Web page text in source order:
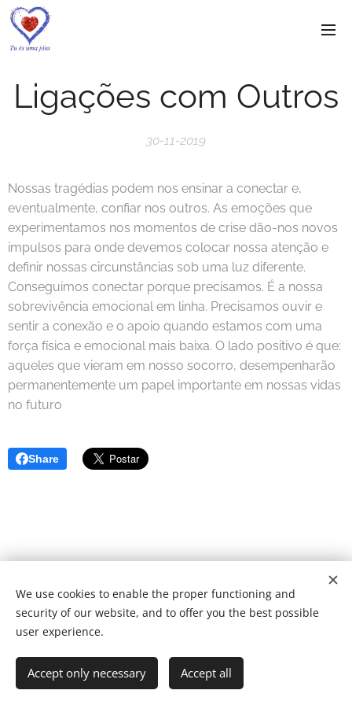
Ligações com Outros
30-11-2019
Nossas tragédias podem nos ensinar a conectar e,
eventualmente, confiar nos outros. As emoções que
experimentamos nos momentos de crise dão-nos novos
impulsos para onde devemos colocar nossa atenção e
definir nossas circunstâncias sob uma luz diferente.
Conseguimos conectar porque precisamos. É a nossa
sobrevivência emocional em linha. Precisamos ouvir e
sentir a conexão e o apoio quando estamos com uma
força física e emocional mais baixa. O lado positivo é que:
aqueles que vieram em nosso socorro, desempenharão
permanentemente um papel importante em nossas vidas
no futuro
Share
© 2022 Fundação de caridade | Todos os direitos reservados.
Idiomas
Português
English
We use cookies to enable the proper functioning and
security of our website, and to offer you the best possible
user experience.
Accept only necessary Accept all